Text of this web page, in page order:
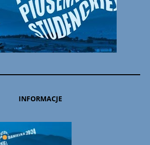
INFORMACJE